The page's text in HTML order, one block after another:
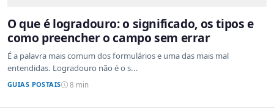
O que é logradouro: o significado, os tipos e
como preencher o campo sem errar
É a palavra mais comum dos formulários e uma das mais mal
entendidas. Logradouro não é o s...
GUIAS POSTAIS 8 min